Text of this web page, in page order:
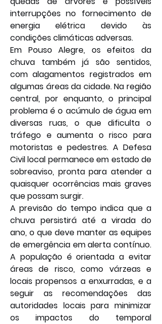
interrupções no fornecimento de
energia elétrica devido às
condições climáticas adversas.
Em Pouso Alegre, os efeitos da
chuva também já são sentidos,
com alagamentos registrados em
algumas áreas da cidade. Na região
central, por enquanto, o principal
problema é o acúmulo de água em
diversas ruas, o que dificulta o
tráfego e aumenta o risco para
motoristas e pedestres. A Defesa
Civil local permanece em estado de
sobreaviso, pronta para atender a
quaisquer ocorrências mais graves
que possam surgir.
A previsão do tempo indica que a
chuva persistirá até a virada do
ano, o que deve manter as equipes
de emergência em alerta contínuo.
A população é orientada a evitar
áreas de risco, como várzeas e
locais propensos a enxurradas, e a
seguir as recomendações das
autoridades locais para minimizar
os impactos do temporal